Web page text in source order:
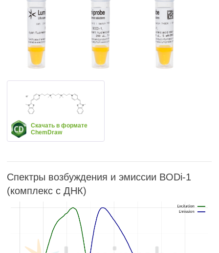
Скачать в формате
ChemDraw
Спектры возбуждения и эмиссии BODi-1
(комплекс с ДНК)